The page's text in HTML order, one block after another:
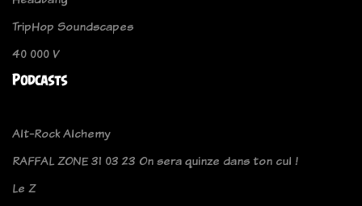
TripHop Soundscapes
40 000 V
Podcasts
Alt-Rock Alchemy
RAFFAL ZONE 31 03 23 On sera quinze dans ton cul !
Le Z